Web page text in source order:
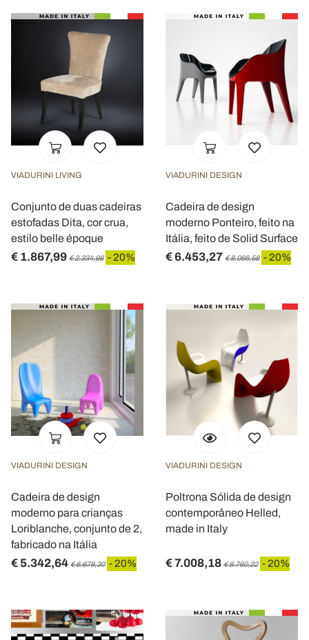
analizzare il nostro traffico. Condividiamo inoltre
informazioni sul modo in cui utilizza il nostro sito con i
nostri partner che si occupano di analisi dei dati web,
pubblicità e social media, i quali potrebbero combinarle
con altre informazioni che ha fornito loro o che hanno
raccolto dal suo utilizzo dei loro servizi.
VIADURINI LIVING
Conjunto de duas cadeiras
estofadas Dita, cor crua,
estilo belle époque
€ 1.867,99 € 2.334,98 - 20%
VIADURINI DESIGN
Cadeira de design
moderno Ponteiro, feito na
Itália, feito de Solid Surface
€ 6.453,27 € 8.066,58 - 20%
VIADURINI DESIGN
Cadeira de design
moderno para crianças
Loriblanche, conjunto de 2,
fabricado na Itália
€ 5.342,64 € 6.678,30 - 20%
VIADURINI DESIGN
Poltrona Sólida de design
contemporâneo Helled,
made in Italy
€ 7.008,18 € 8.760,22 - 20%